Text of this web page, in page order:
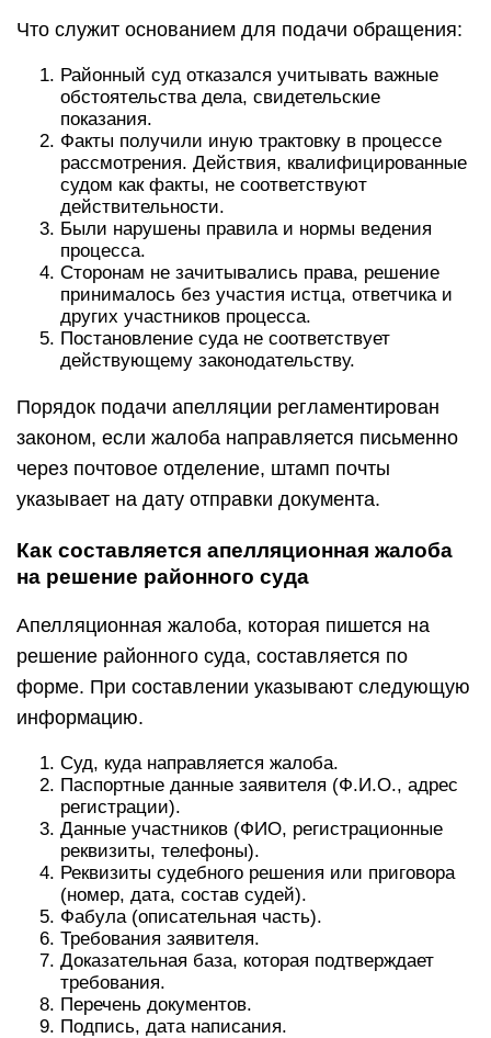
Что служит основанием для подачи обращения:
Районный суд отказался учитывать важные
обстоятельства дела, свидетельские
показания.
Факты получили иную трактовку в процессе
рассмотрения. Действия, квалифицированные
судом как факты, не соответствуют
действительности.
Были нарушены правила и нормы ведения
процесса.
Сторонам не зачитывались права, решение
принималось без участия истца, ответчика и
других участников процесса.
Постановление суда не соответствует
действующему законодательству.
Порядок подачи апелляции регламентирован
законом, если жалоба направляется письменно
через почтовое отделение, штамп почты
указывает на дату отправки документа.
Как составляется апелляционная жалоба
на решение районного суда
Апелляционная жалоба, которая пишется на
решение районного суда, составляется по
форме. При составлении указывают следующую
информацию.
Суд, куда направляется жалоба.
Паспортные данные заявителя (Ф.И.О., адрес
регистрации).
Данные участников (ФИО, регистрационные
реквизиты, телефоны).
Реквизиты судебного решения или приговора
(номер, дата, состав судей).
Фабула (описательная часть).
Требования заявителя.
Доказательная база, которая подтверждает
требования.
Перечень документов.
Подпись, дата написания.